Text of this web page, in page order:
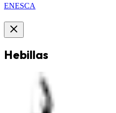
ENESCA
Hebillas